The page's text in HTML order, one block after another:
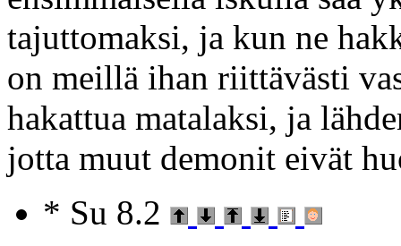
tajuttomaksi, ja kun ne
on meillä ihan riittävästi
hakattua matalaksi, ja
jotta muut demonit eivät
* Su 8.2